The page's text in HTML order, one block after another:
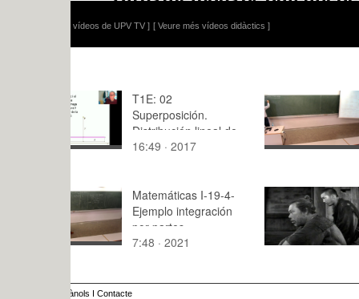
vídeos de UPV TV ] [ Veure més vídeos didàctics ]
T1E: 02
Superposición.
Distribución lineal de
carga. C
16:49 · 2017
Física 1.
Obtención
potencial.
6:36 · 2020
Matemáticas I-19-4-
Ejemplo integración
por partes
7:48 · 2021
Rashomon
14:30 ·